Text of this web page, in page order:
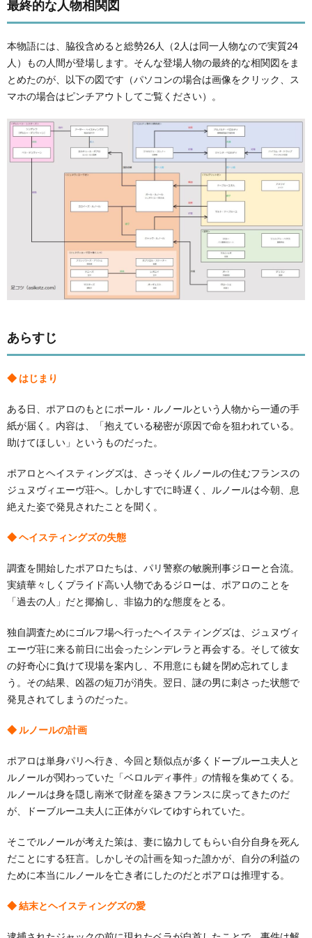
最終的な人物相関図
本物語には、脇役含めると総勢26人（2人は同一人物なので実質24
人）もの人間が登場します。そんな登場人物の最終的な相関図をま
とめたのが、以下の図です（パソコンの場合は画像をクリック、ス
マホの場合はピンチアウトしてご覧ください）。
あらすじ
◆ はじまり
ある日、ポアロのもとにポール・ルノールという人物から一通の手
紙が届く。内容は、「抱えている秘密が原因で命を狙われている。
助けてほしい」というものだった。
ポアロとヘイスティングズは、さっそくルノールの住むフランスの
ジュヌヴィエーヴ荘へ。しかしすでに時遅く、ルノールは今朝、息
絶えた姿で発見されたことを聞く。
◆ ヘイスティングズの失態
調査を開始したポアロたちは、パリ警察の敏腕刑事ジローと合流。
実績華々しくプライド高い人物であるジローは、ポアロのことを
「過去の人」だと揶揄し、非協力的な態度をとる。
独自調査ためにゴルフ場へ行ったヘイスティングズは、ジュヌヴィ
エーヴ荘に来る前日に出会ったシンデレラと再会する。そして彼女
の好奇心に負けて現場を案内し、不用意にも鍵を閉め忘れてしま
う。その結果、凶器の短刀が消失。翌日、謎の男に刺さった状態で
発見されてしまうのだった。
◆ ルノールの計画
ポアロは単身パリへ行き、今回と類似点が多くドーブルーユ夫人と
ルノールが関わっていた「ベロルディ事件」の情報を集めてくる。
ルノールは身を隠し南米で財産を築きフランスに戻ってきたのだ
が、ドーブルーユ夫人に正体がバレてゆすられていた。
そこでルノールが考えた策は、妻に協力してもらい自分自身を死ん
だことにする狂言。しかしその計画を知った誰かが、自分の利益の
ために本当にルノールを亡き者にしたのだとポアロは推理する。
◆ 結末とヘイスティングズの愛